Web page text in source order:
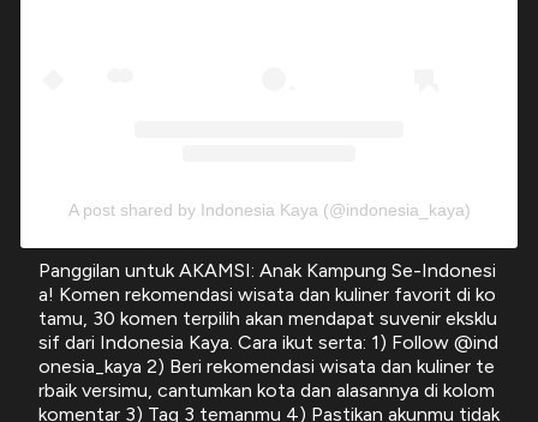
A post shared by Indonesia Kaya (@indonesia_kaya)
Panggilan untuk AKAMSI: Anak Kampung Se-Indonesi
a! Komen rekomendasi wisata dan kuliner favorit di ko
tamu, 30 komen terpilih akan mendapat suvenir eksklu
sif dari Indonesia Kaya. Cara ikut serta: 1) Follow @ind
onesia_kaya 2) Beri rekomendasi wisata dan kuliner te
rbaik versimu, cantumkan kota dan alasannya di kolom
komentar 3) Tag 3 temanmu 4) Pastikan akunmu tidak